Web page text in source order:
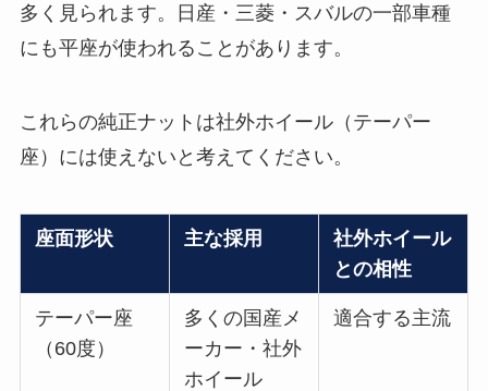
多く見られます。日産・三菱・スバルの一部車種
にも平座が使われることがあります。
これらの純正ナットは社外ホイール（テーパー
座）には使えないと考えてください。
座面形状 主な採用
社外ホイール
との相性
テーパー座
（60度）
多くの国産メ
ーカー・社外
ホイール
適合する主流